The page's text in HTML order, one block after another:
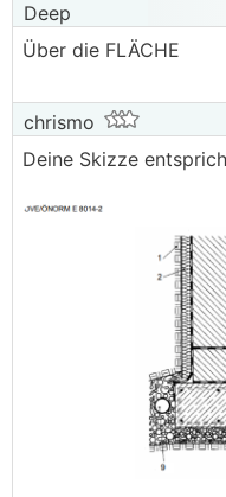
Deep
Über die FLÄCHE
chrismo
Deine Skizze